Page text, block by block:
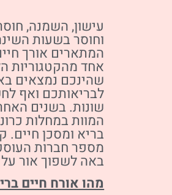
עישון, השמנה,
וחוסר בשעות
המתארים אורך
אחד מהקטגוריות
שהינכם נמצאים
לבריאותכם ואף
המוות במחלות
בריא ומסכן
מספר חברות
באה לשפוך אור
מהו אורח חיים